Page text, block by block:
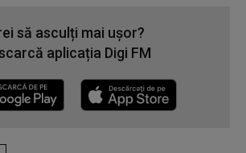
să asculți mai ușor?
aplicația Digi FM